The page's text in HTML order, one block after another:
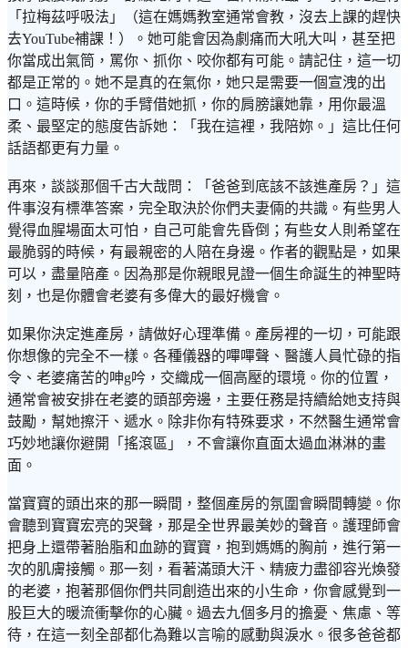
「拉梅茲呼吸法」（這在媽媽教室通常會教，沒去上課的趕快
去YouTube補課！）。她可能會因為劇痛而大吼大叫，甚至把
你當成出氣筒，罵你、抓你、咬你都有可能。請記住，這一切
都是正常的。她不是真的在氣你，她只是需要一個宣洩的出
口。這時候，你的手臂借她抓，你的肩膀讓她靠，用你最溫
柔、最堅定的態度告訴她：「我在這裡，我陪妳。」這比任何
話語都更有力量。
再來，談談那個千古大哉問：「爸爸到底該不該進產房？」這
件事沒有標準答案，完全取決於你們夫妻倆的共識。有些男人
覺得血腥場面太可怕，自己可能會先昏倒；有些女人則希望在
最脆弱的時候，有最親密的人陪在身邊。作者的觀點是，如果
可以，盡量陪產。因為那是你親眼見證一個生命誕生的神聖時
刻，也是你體會老婆有多偉大的最好機會。
如果你決定進產房，請做好心理準備。產房裡的一切，可能跟
你想像的完全不一樣。各種儀器的嗶嗶聲、醫護人員忙碌的指
令、老婆痛苦的呻g吟，交織成一個高壓的環境。你的位置，
通常會被安排在老婆的頭部旁邊，主要任務是持續給她支持與
鼓勵，幫她擦汗、遞水。除非你有特殊要求，不然醫生通常會
巧妙地讓你避開「搖滾區」，不會讓你直面太過血淋淋的畫
面。
當寶寶的頭出來的那一瞬間，整個產房的氛圍會瞬間轉變。你
會聽到寶寶宏亮的哭聲，那是全世界最美妙的聲音。護理師會
把身上還帶著胎脂和血跡的寶寶，抱到媽媽的胸前，進行第一
次的肌膚接觸。那一刻，看著滿頭大汗、精疲力盡卻容光煥發
的老婆，抱著那個你們共同創造出來的小生命，你會感覺到一
股巨大的暖流衝擊你的心臟。過去九個多月的擔憂、焦慮、等
待，在這一刻全部都化為難以言喻的感動與淚水。很多爸爸都